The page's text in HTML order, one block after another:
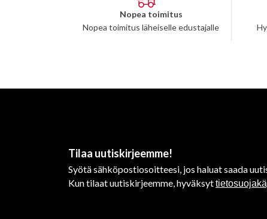
Nopea toimitus
Nopea toimitus läheiselle edustajalle
Tilaa uutiskirjeemme!
Syötä sähköpostiosoitteesi, jos haluat saada
Kun tilaat uutiskirjeemme, hyväksyt